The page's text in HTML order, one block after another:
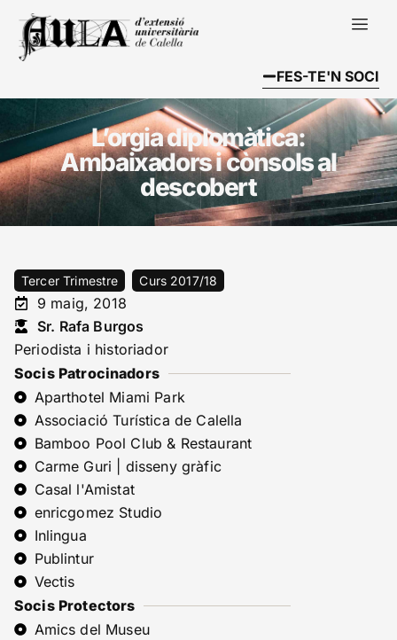
FES-TE'N SOCI
L’orgia diplomàtica:
Ambaixadors i cònsols al
descobert
Tercer Trimestre Curs 2017/18
9 maig, 2018
Sr. Rafa Burgos
Periodista i historiador
Socis Patrocinadors
Aparthotel Miami Park
Associació Turística de Calella
Bamboo Pool Club & Restaurant
Carme Guri | disseny gràfic
Casal l'Amistat
enricgomez Studio
Inlingua
Publintur
Vectis
Socis Protectors
Amics del Museu